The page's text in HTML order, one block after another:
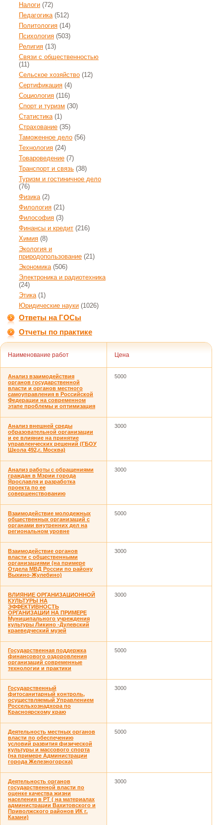
Налоги (72)
Педагогика(512)
Политология (14)
Психология (503)
Религия (13)
Связи с общественностью
(11)
Сельское хозяйство (12)
Сертификация (4)
Социология (116)
Спорт и туризм (30)
Статистика(1)
Страхование (35)
Таможенное дело (56)
Технология (24)
Товароведение (7)
Транспорт и связь (38)
Туризм и гостиничное дело
(76)
Физика(2)
Филология (21)
Философия (3)
Финансы и кредит (216)
Химия (8)
Экология и
природопользование (21)
Экономика(506)
Электроника и радиотехника
(24)
Этика(1)
Юридические науки (1026)
Ответы на ГОСы
Отчеты по практике
Наименование работ Цена
Анализ взаимодействия
органов государственной
власти и органов местного
самоуправления в Российской
Федерации на современном
этапе проблемы и оптимизация
5000
Анализ внешней среды
образовательной организации
и ее влияние на принятие
управленческих решений (ГБОУ
Школа 492,г. Москва)
3000
Анализ работы с обращениями
граждан в Мэрии города
Ярославля и разработка
проекта по ее
совершенствованию
3000
Взаимодействие молодежных
общественных организаций с
органами внутренних дел на
региональном уровне
5000
Взаимодействие органов
власти с общественными
организациями (на примере
Отдела МВД России по району
Выхино-Жулебино)
3000
ВЛИЯНИЕ ОРГАНИЗАЦИОННОЙ
КУЛЬТУРЫ НА
ЭФФЕКТИВНОСТЬ
ОРГАНИЗАЦИИ НА ПРИМЕРЕ
Муниципального учреждения
культуры Ликино -Дулевский
краеведческий музей
3000
Государственная поддержка
финансового оздоровления
организаций современные
технологии и практики
5000
Государственный
фитосанитарный контроль,
осуществляемый Управлением
Россельхознадхора по
Красноярскому краю
3000
Деятельность местных органов
власти по обеспечению
условий развития физической
культуры и массового спорта
(на примере Администрации
города Железногорска)
5000
Деятельность органов
государственной власти по
оценке качества жизни
населения в РТ ( на материалах
администрации Вахитовского и
Приволжского районов ИК г.
Казани)
3000